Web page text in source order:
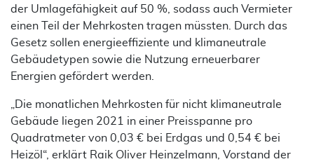
der Umlagefähigkeit auf 50 %, sodass auch Vermieter
einen Teil der Mehrkosten tragen müssten. Durch das
Gesetz sollen energieeffiziente und klimaneutrale
Gebäudetypen sowie die Nutzung erneuerbarer
Energien gefördert werden.
„Die monatlichen Mehrkosten für nicht klimaneutrale
Gebäude liegen 2021 in einer Preisspanne pro
Quadratmeter von 0,03 € bei Erdgas und 0,54 € bei
Heizöl“, erklärt Raik Oliver Heinzelmann, Vorstand der